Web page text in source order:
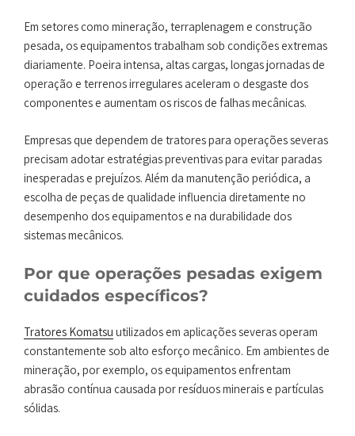
Em setores como mineração, terraplenagem e construção
pesada, os equipamentos trabalham sob condições extremas
diariamente. Poeira intensa, altas cargas, longas jornadas de
operação e terrenos irregulares aceleram o desgaste dos
componentes e aumentam os riscos de falhas mecânicas.
Empresas que dependem de tratores para operações severas
precisam adotar estratégias preventivas para evitar paradas
inesperadas e prejuízos. Além da manutenção periódica, a
escolha de peças de qualidade influencia diretamente no
desempenho dos equipamentos e na durabilidade dos
sistemas mecânicos.
Por que operações pesadas exigem
cuidados específicos?
Tratores Komatsu utilizados em aplicações severas operam
constantemente sob alto esforço mecânico. Em ambientes de
mineração, por exemplo, os equipamentos enfrentam
abrasão contínua causada por resíduos minerais e partículas
sólidas.